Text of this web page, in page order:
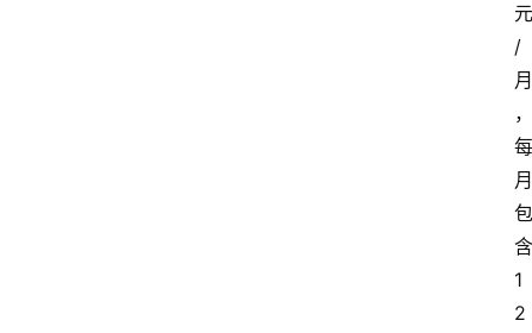
元
/
月
，
每
月
包
含
1
2